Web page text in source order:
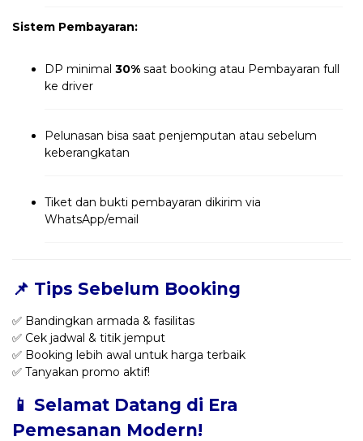
Sistem Pembayaran:
DP minimal 30% saat booking atau Pembayaran full
ke driver
Pelunasan bisa saat penjemputan atau sebelum
keberangkatan
Tiket dan bukti pembayaran dikirim via
WhatsApp/email
📌 Tips Sebelum Booking
✅ Bandingkan armada & fasilitas
✅ Cek jadwal & titik jemput
✅ Booking lebih awal untuk harga terbaik
✅ Tanyakan promo aktif!
📱 Selamat Datang di Era
Pemesanan Modern!